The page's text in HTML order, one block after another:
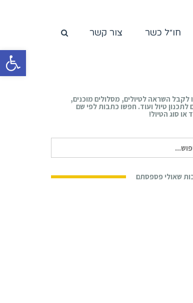
פתח
חו״ל כשר צור קשר
לקבל השראה לטיולים, מסלולים מוכנים,
לתכנון טיול ועוד. חפשו כתבות לפי שם
או סוג הטיול!
שאולי פספסתם